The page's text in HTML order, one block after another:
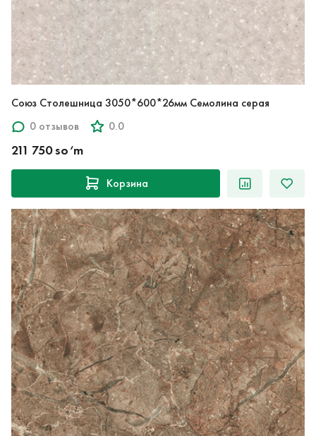
Союз Столешница 3050*600*26мм Семолина серая
0 отзывов
0.0
211 750 so‘m
Корзина